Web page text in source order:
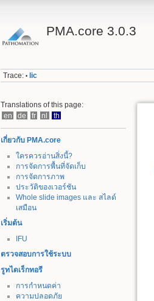
PMA.core 3.0.3
Trace: • lic
Translations of this page:
en
de fr nl th
เกี่ยวกับ PMA.core
ใครควรอ่านสิ่งนี้?
การจัดการพื้นที่จัดเก็บ
การจัดการภาพ
ประวัติของเวอร์ชัน
Whole slide images และ สไลด์
เสมือน
เริ่มต้น
IFU
ตรวจสอบการใช้ระบบ
รูทไดเร็กทอรี
การกำหนดค่า
ความปลอดภัย